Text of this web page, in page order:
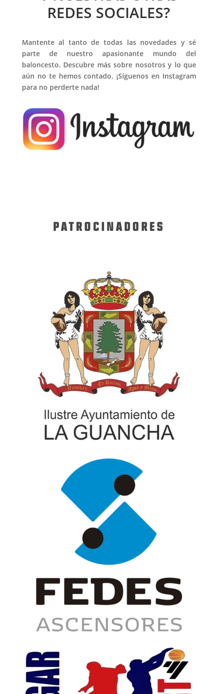
REDES SOCIALES?
Mantente al tanto de todas las novedades y sé
parte de nuestro apasionante mundo del
baloncesto. Descubre más sobre nosotros y lo que
aún no te hemos contado. ¡Síguenos en Instagram
para no perderte nada!
PATROCINADORES